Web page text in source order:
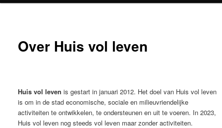
Over Huis vol leven
Huis vol leven is gestart in januari 2012. Het doel van Huis vol leven
is om in de stad economische, sociale en milieuvriendelijke
activiteiten te ontwikkelen, te ondersteunen en uit te voeren. In 2023,
Huis vol leven nog steeds vol leven maar zonder activiteiten.